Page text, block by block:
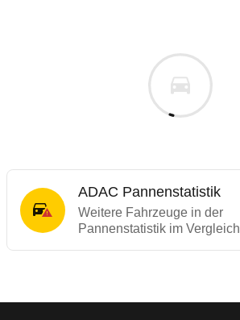
ADAC Pannenstatistik
Weitere Fahrzeuge in der
Pannenstatistik im Vergleich